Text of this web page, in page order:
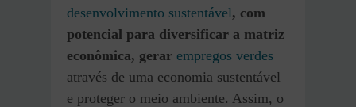
desenvolvimento sustentável, com
potencial para diversificar a matriz
econômica, gerar empregos verdes
através de uma economia sustentável
e proteger o meio ambiente. Assim, o